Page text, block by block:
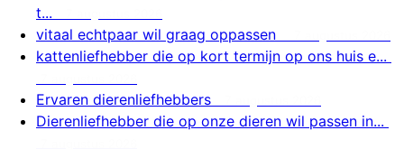
t...
vitaal echtpaar wil graag oppassen
kattenliefhebber die op kort termijn op ons huis e...
Ervaren dierenliefhebbers
Dierenliefhebber die op onze dieren wil passen in...